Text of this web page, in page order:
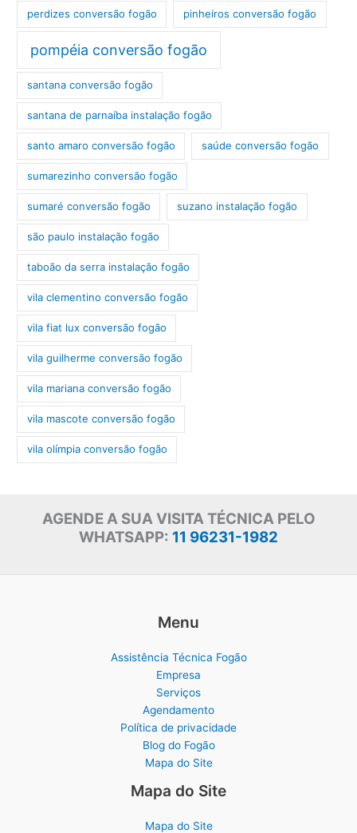
perdizes conversão fogão pinheiros conversão fogão
pompéia conversão fogão
santana conversão fogão
santana de parnaíba instalação fogão
santo amaro conversão fogão saúde conversão fogão
sumarezinho conversão fogão
sumaré conversão fogão suzano instalação fogão
são paulo instalação fogão
taboão da serra instalação fogão
vila clementino conversão fogão
vila fiat lux conversão fogão
vila guilherme conversão fogão
vila mariana conversão fogão
vila mascote conversão fogão
vila olímpia conversão fogão
AGENDE A SUA VISITA TÉCNICA PELO
WHATSAPP: 11 96231-1982
Menu
Assistência Técnica Fogão
Empresa
Serviços
Agendamento
Política de privacidade
Blog do Fogão
Mapa do Site
Mapa do Site
Mapa do Site